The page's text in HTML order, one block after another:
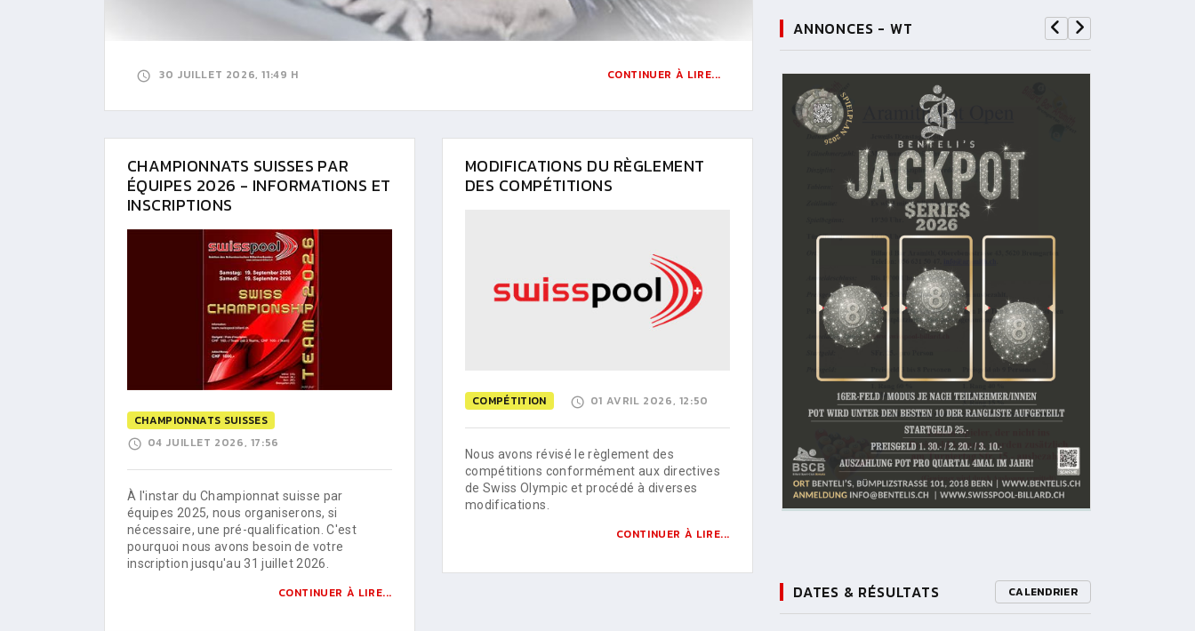
30 JUILLET 2026, 11:49 H CONTINUER À LIRE...
CHAMPIONNATS SUISSES PAR
ÉQUIPES 2026 - INFORMATIONS ET
INSCRIPTIONS
CHAMPIONNATS SUISSES
04 JUILLET 2026, 17:56
À l'instar du Championnat suisse par
équipes 2025, nous organiserons, si
nécessaire, une pré-qualification. C'est
pourquoi nous avons besoin de votre
inscription jusqu'au 31 juillet 2026.
CONTINUER À LIRE...
MODIFICATIONS DU RÈGLEMENT
DES COMPÉTITIONS
COMPÉTITION 01 AVRIL 2026, 12:50
Nous avons révisé le règlement des
compétitions conformément aux directives
de Swiss Olympic et procédé à diverses
modifications.
CONTINUER À LIRE...
ANNONCES - WT
DATES & RÉSULTATS CALENDRIER